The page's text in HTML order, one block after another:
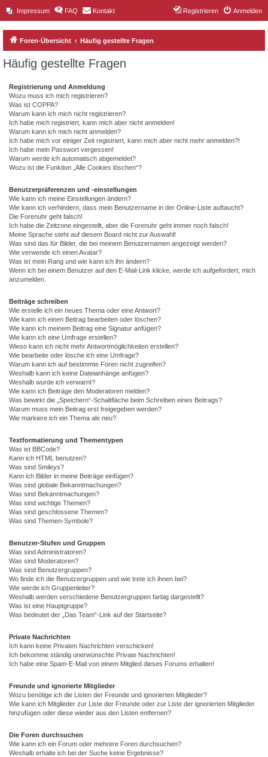
Impressum FAQ Kontakt Anmelden
Registrieren
Foren-Übersicht Häufig gestellte Fragen
Häufig gestellte Fragen
Registrierung und Anmeldung
Wozu muss ich mich registrieren?
Was ist COPPA?
Warum kann ich mich nicht registrieren?
Ich habe mich registriert, kann mich aber nicht anmelden!
Warum kann ich mich nicht anmelden?
Ich habe mich vor einiger Zeit registriert, kann mich aber nicht mehr anmelden?!
Ich habe mein Passwort vergessen!
Warum werde ich automatisch abgemeldet?
Wozu ist die Funktion „Alle Cookies löschen“?
Benutzerpräferenzen und -einstellungen
Wie kann ich meine Einstellungen ändern?
Wie kann ich verhindern, dass mein Benutzername in der Online-Liste auftaucht?
Die Forenuhr geht falsch!
Ich habe die Zeitzone eingestellt, aber die Forenuhr geht immer noch falsch!
Meine Sprache steht auf diesem Board nicht zur Auswahl!
Was sind das für Bilder, die bei meinem Benutzernamen angezeigt werden?
Wie verwende ich einen Avatar?
Was ist mein Rang und wie kann ich ihn ändern?
Wenn ich bei einem Benutzer auf den E-Mail-Link klicke, werde ich aufgefordert, mich
anzumelden.
Beiträge schreiben
Wie erstelle ich ein neues Thema oder eine Antwort?
Wie kann ich einen Beitrag bearbeiten oder löschen?
Wie kann ich meinem Beitrag eine Signatur anfügen?
Wie kann ich eine Umfrage erstellen?
Wieso kann ich nicht mehr Antwortmöglichkeiten erstellen?
Wie bearbeite oder lösche ich eine Umfrage?
Warum kann ich auf bestimmte Foren nicht zugreifen?
Weshalb kann ich keine Dateianhänge anfügen?
Weshalb wurde ich verwarnt?
Wie kann ich Beiträge den Moderatoren melden?
Was bewirkt die „Speichern“-Schaltfläche beim Schreiben eines Beitrags?
Warum muss mein Beitrag erst freigegeben werden?
Wie markiere ich ein Thema als neu?
Textformatierung und Thementypen
Was ist BBCode?
Kann ich HTML benutzen?
Was sind Smileys?
Kann ich Bilder in meine Beiträge einfügen?
Was sind globale Bekanntmachungen?
Was sind Bekanntmachungen?
Was sind wichtige Themen?
Was sind geschlossene Themen?
Was sind Themen-Symbole?
Benutzer-Stufen und Gruppen
Was sind Administratoren?
Was sind Moderatoren?
Was sind Benutzergruppen?
Wo finde ich die Benutzergruppen und wie trete ich ihnen bei?
Wie werde ich Gruppenleiter?
Weshalb werden verschiedene Benutzergruppen farbig dargestellt?
Was ist eine Hauptgruppe?
Was bedeutet der „Das Team“-Link auf der Startseite?
Private Nachrichten
Ich kann keine Privaten Nachrichten verschicken!
Ich bekomme ständig unerwünschte Private Nachrichten!
Ich habe eine Spam-E-Mail von einem Mitglied dieses Forums erhalten!
Freunde und ignorierte Mitglieder
Wozu benötige ich die Listen der Freunde und ignorierten Mitglieder?
Wie kann ich Mitglieder zur Liste der Freunde oder zur Liste der ignorierten Mitglieder
hinzufügen oder diese wieder aus den Listen entfernen?
Die Foren durchsuchen
Wie kann ich ein Forum oder mehrere Foren durchsuchen?
Weshalb erhalte ich bei der Suche keine Ergebnisse?